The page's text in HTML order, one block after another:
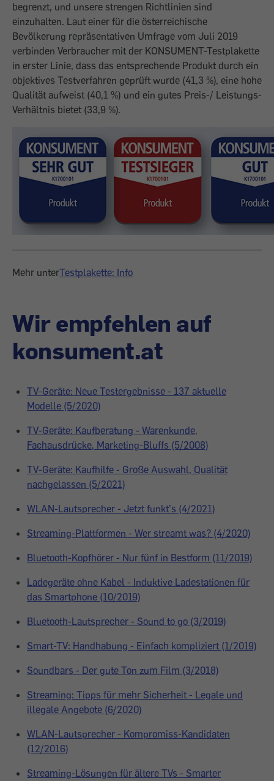
begrenzt, und unsere strengen Richtlinien sind
einzuhalten. Laut einer für die österreichische
Bevölkerung repräsentativen Umfrage vom Juli 2019
verbinden Verbraucher mit der KONSUMENT-Testplakette
in erster Linie, dass das entsprechende Produkt durch ein
objektives Testverfahren geprüft wurde (41,3 %), eine hohe
Qualität aufweist (40,1 %) und ein gutes Preis-/ Leistungs-
Verhältnis bietet (33,9 %).
Mehr unterTestplakette: Info
Wir empfehlen auf
konsument.at
TV-Geräte: Neue Testergebnisse - 137 aktuelle
Modelle (5/2020)
TV-Geräte: Kaufberatung - Warenkunde,
Fachausdrücke, Marketing-Bluffs (5/2008)
TV-Geräte: Kaufhilfe - Große Auswahl, Qualität
nachgelassen (5/2021)
WLAN-Lautsprecher - Jetzt funkt’s (4/2021)
Streaming-Plattformen - Wer streamt was? (4/2020)
Bluetooth-Kopfhörer - Nur fünf in Bestform (11/2019)
Ladegeräte ohne Kabel - Induktive Ladestationen für
das Smartphone (10/2019)
Bluetooth-Lautsprecher - Sound to go (3/2019)
Smart-TV: Handhabung - Einfach kompliziert (1/2019)
Soundbars - Der gute Ton zum Film (3/2018)
Streaming: Tipps für mehr Sicherheit - Legale und
illegale Angebote (6/2020)
WLAN-Lautsprecher - Kompromiss-Kandidaten
(12/2016)
Streaming-Lösungen für ältere TVs - Smarter